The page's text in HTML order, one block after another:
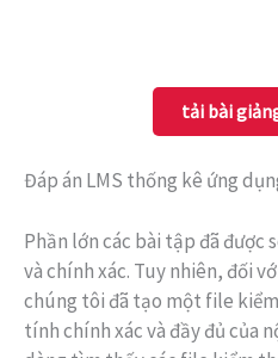
tải bài
Đáp án LMS thống kê ứng
Phần lớn các bài tập đã được
và chính xác. Tuy nhiên, đối
chúng tôi đã tạo một file
tính chính xác và đầy đủ của